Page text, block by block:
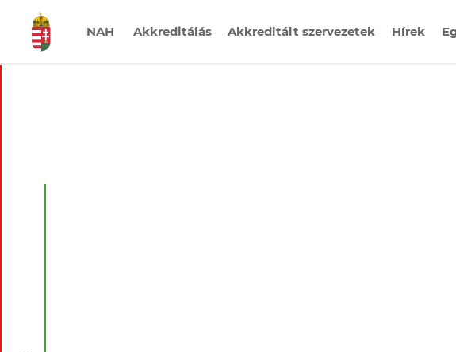
NAH Akkreditálás Akkreditált szervezetek Hírek